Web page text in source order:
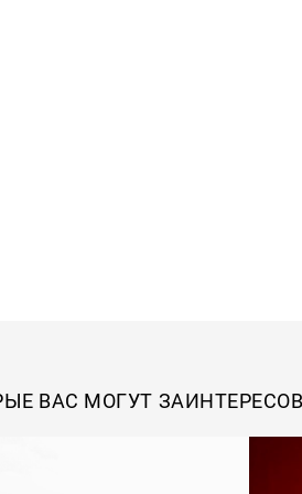
ВАС МОГУТ